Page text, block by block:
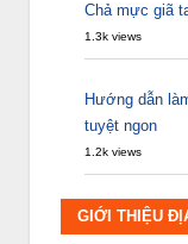
Chả mực giã
1.3k views
Hướng dẫn
tuyệt ngon
1.2k views
GIỚI THIỆU